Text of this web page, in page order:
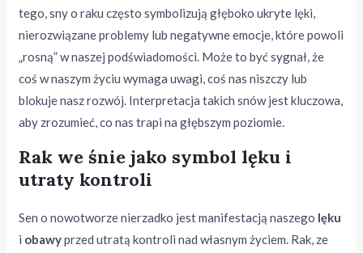
tego, sny o raku często symbolizują głęboko ukryte lęki,
nierozwiązane problemy lub negatywne emocje, które powoli
„rosną” w naszej podświadomości. Może to być sygnał, że
coś w naszym życiu wymaga uwagi, coś nas niszczy lub
blokuje nasz rozwój. Interpretacja takich snów jest kluczowa,
aby zrozumieć, co nas trapi na głębszym poziomie.
Rak we śnie jako symbol lęku i
utraty kontroli
Sen o nowotworze nierzadko jest manifestacją naszego lęku
i obawyprzed utratą kontroli nad własnym życiem. Rak, ze